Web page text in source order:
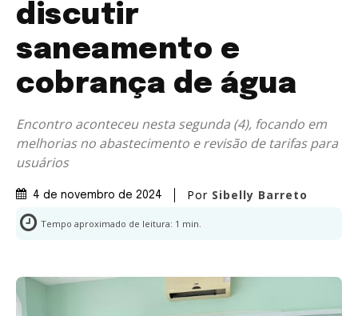
discutir
saneamento e
cobrança de água
Encontro aconteceu nesta segunda (4), focando em
melhorias no abastecimento e revisão de tarifas para
usuários
4 de novembro de 2024 Por Sibelly Barreto
Tempo aproximado de leitura: 1 min.